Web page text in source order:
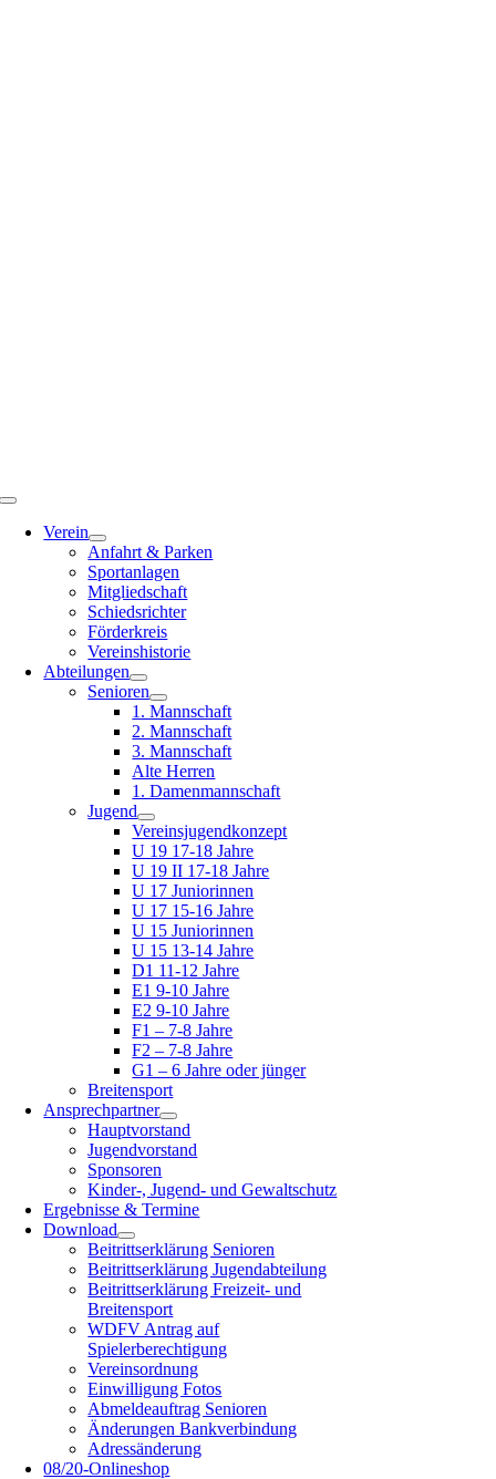
Toggle
NavigationVerein
Anfahrt & Parken
Sportanlagen
Mitgliedschaft
Schiedsrichter
Förderkreis
Vereinshistorie
Abteilungen
Senioren
1. Mannschaft
2. Mannschaft
3. Mannschaft
Alte Herren
1. Damenmannschaft
Jugend
Vereinsjugendkonzept
U 19 17-18 Jahre
U 19 II 17-18 Jahre
U 17 Juniorinnen
U 17 15-16 Jahre
U 15 Juniorinnen
U 15 13-14 Jahre
D1 11-12 Jahre
E1 9-10 Jahre
E2 9-10 Jahre
F1 – 7-8 Jahre
F2 – 7-8 Jahre
G1 – 6 Jahre oder jünger
Breitensport
Ansprechpartner
Hauptvorstand
Jugendvorstand
Sponsoren
Kinder-, Jugend- und Gewaltschutz
Ergebnisse & Termine
Download
Beitrittserklärung Senioren
Beitrittserklärung Jugendabteilung
Beitrittserklärung Freizeit- und
Breitensport
WDFV Antrag auf
Spielerberechtigung
Vereinsordnung
Einwilligung Fotos
Abmeldeauftrag Senioren
Änderungen Bankverbindung
Adressänderung
08/20-Onlineshop